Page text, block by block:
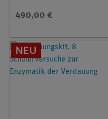
490,00 €
NEU